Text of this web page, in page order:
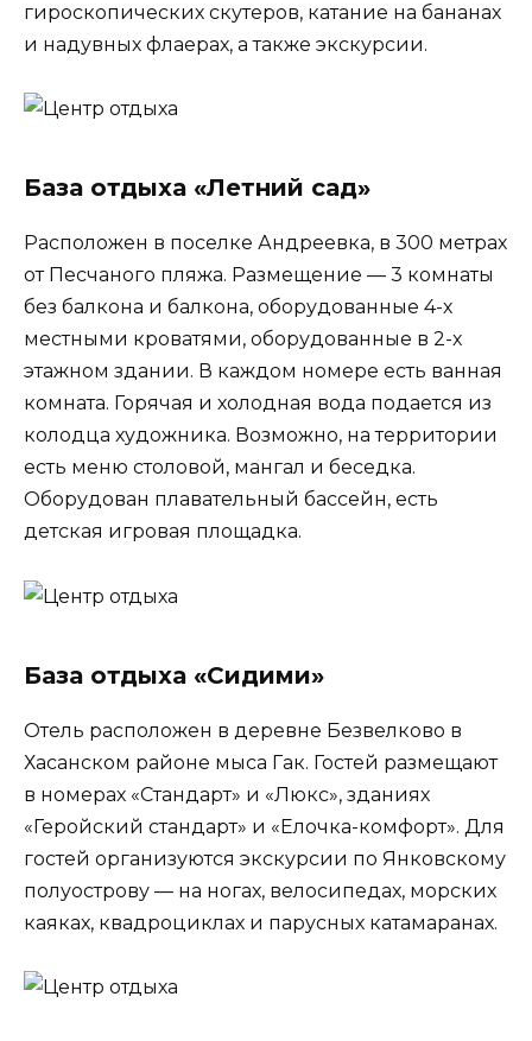
гироскопических скутеров, катание на бананах
и надувных флаерах, а также экскурсии.
База отдыха «Летний сад»
Расположен в поселке Андреевка, в 300 метрах
от Песчаного пляжа. Размещение — 3 комнаты
без балкона и балкона, оборудованные 4-х
местными кроватями, оборудованные в 2-х
этажном здании. В каждом номере есть ванная
комната. Горячая и холодная вода подается из
колодца художника. Возможно, на территории
есть меню столовой, мангал и беседка.
Оборудован плавательный бассейн, есть
детская игровая площадка.
База отдыха «Сидими»
Отель расположен в деревне Безвелково в
Хасанском районе мыса Гак. Гостей размещают
в номерах «Стандарт» и «Люкс», зданиях
«Геройский стандарт» и «Елочка-комфорт». Для
гостей организуются экскурсии по Янковскому
полуострову — на ногах, велосипедах, морских
каяках, квадроциклах и парусных катамаранах.